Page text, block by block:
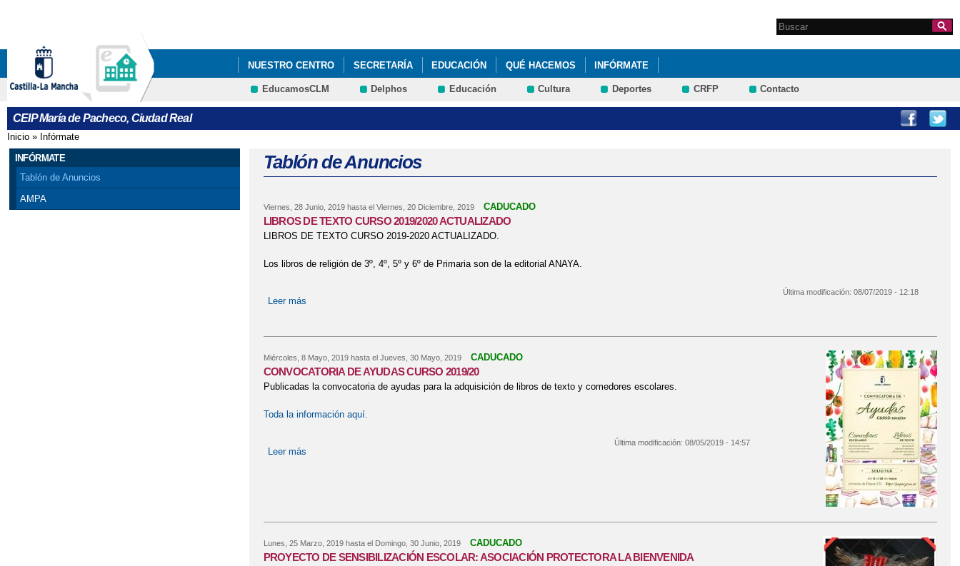
Formulario de
Search this site
NUESTRO CENTRO SECRETARÍA EDUCACIÓN QUÉ HACEMOS INFÓRMATE
EducamosCLM Delphos Educación Cultura Deportes CRFP Contacto
CEIP María de Pacheco, Ciudad Real
Se encuentra usted aquí
Inicio » Infórmate
INFÓRMATE
Tablón de Anuncios
AMPA
Tablón de Anuncios
Viernes, 28 Junio, 2019hasta el Viernes, 20 Diciembre, 2019 CADUCADO
LIBROS DE TEXTO CURSO 2019/2020 ACTUALIZADO
LIBROS DE TEXTO CURSO 2019-2020 ACTUALIZADO.
Los libros de religión de 3º, 4º, 5º y 6º de Primaria son de la editorial ANAYA.
Leer más
Última modificación: 08/07/2019 - 12:18
Miércoles, 8 Mayo, 2019hasta el Jueves, 30 Mayo, 2019 CADUCADO
CONVOCATORIA DE AYUDAS CURSO 2019/20
Publicadas la convocatoria de ayudas para la adquisición de libros de texto y comedores escolares.
Toda la información aquí.
Leer más
Última modificación: 08/05/2019 - 14:57
Lunes, 25 Marzo, 2019hasta el Domingo, 30 Junio, 2019 CADUCADO
PROYECTO DE SENSIBILIZACIÓN ESCOLAR: ASOCIACIÓN PROTECTORA LA BIENVENIDA